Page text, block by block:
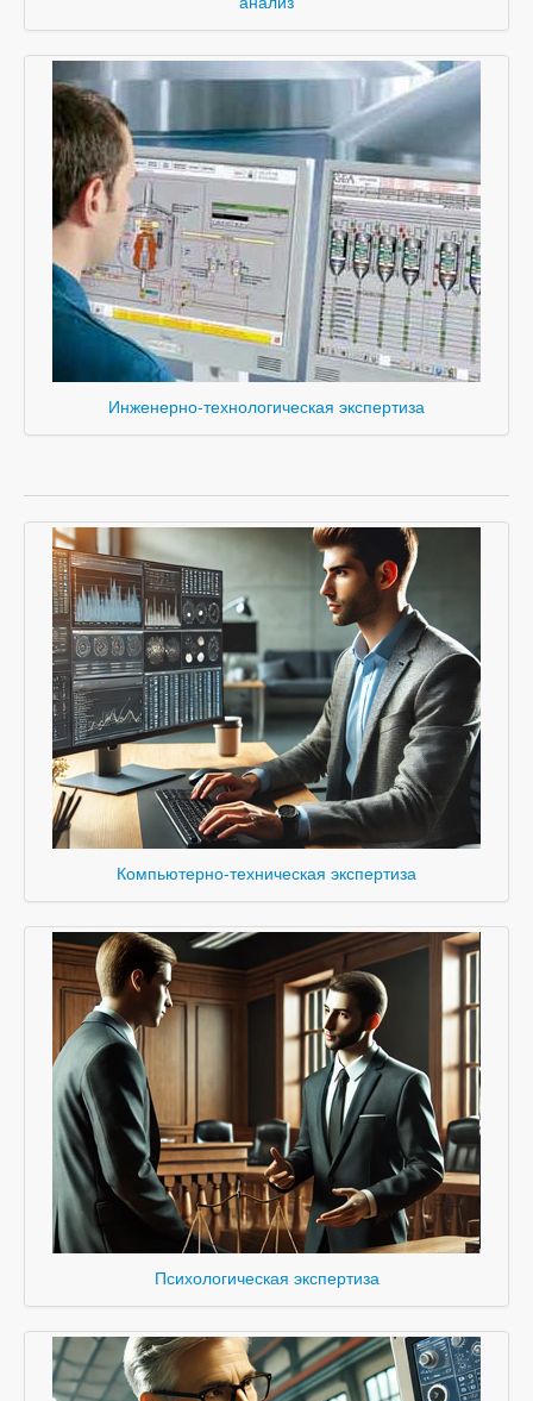
Инженерно-технологическая экспертиза
Компьютерно-техническая экспертиза
Психологическая экспертиза